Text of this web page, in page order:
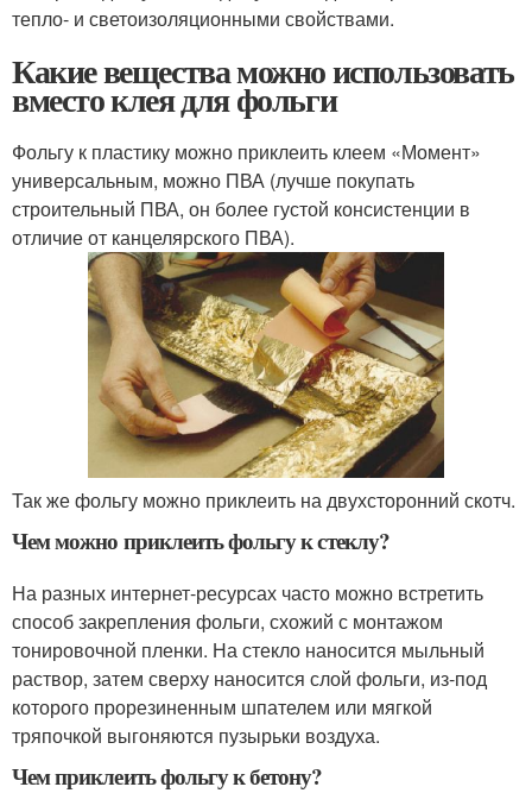
тепло- и светоизоляционными свойствами.
Какие вещества можно использовать
вместо клея для фольги
Фольгу к пластику можно приклеить клеем «Момент»
универсальным, можно ПВА (лучше покупать
строительный ПВА, он более густой консистенции в
отличие от канцелярского ПВА).
Так же фольгу можно приклеить на двухсторонний скотч.
Чем можно приклеить фольгу к стеклу?
На разных интернет-ресурсах часто можно встретить
способ закрепления фольги, схожий с монтажом
тонировочной пленки. На стекло наносится мыльный
раствор, затем сверху наносится слой фольги, из-под
которого прорезиненным шпателем или мягкой
тряпочкой выгоняются пузырьки воздуха.
Чем приклеить фольгу к бетону?